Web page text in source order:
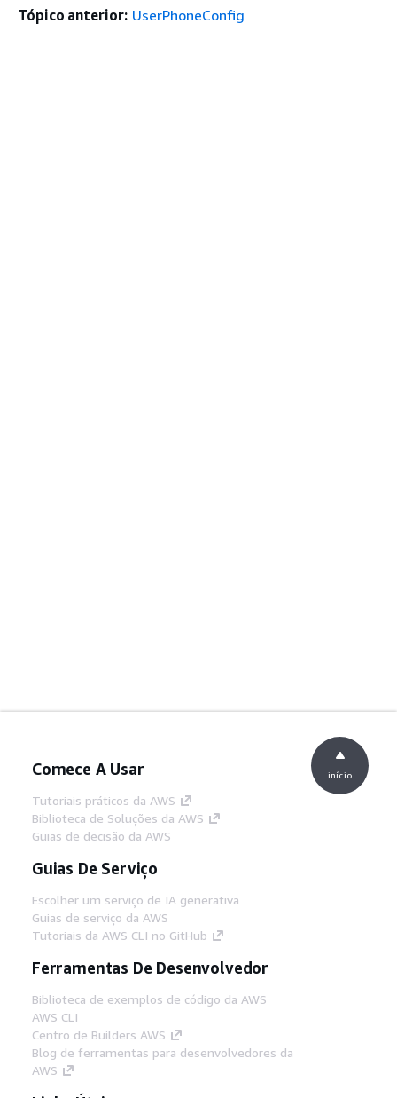
Tópico anterior: UserPhoneConfig
Comece A Usar
Tutoriais práticos da AWS
Biblioteca de Soluções da AWS
Guias de decisão da AWS
Guias De Serviço
Escolher um serviço de IA generativa
Guias de serviço da AWS
Tutoriais da AWS CLI no GitHub
Ferramentas De Desenvolvedor
Biblioteca de exemplos de código da AWS
AWS CLI
Centro de Builders AWS
Blog de ferramentas para desenvolvedores da
AWS
início